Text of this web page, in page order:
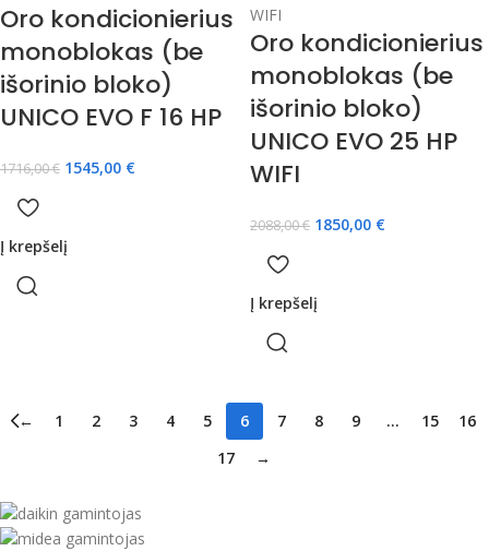
Oro kondicionierius
monoblokas (be
išorinio bloko)
UNICO EVO F 16 HP
1716,00€ 1545,00 €
Į krepšelį
Oro kondicionierius
monoblokas (be
išorinio bloko)
UNICO EVO 25 HP
WIFI
2088,00€ 1850,00 €
Į krepšelį
← 1 2 3 4 5 6 7 8 9 … 15
16
17
→